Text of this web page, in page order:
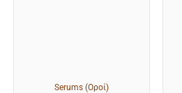
Serums (Οροί)